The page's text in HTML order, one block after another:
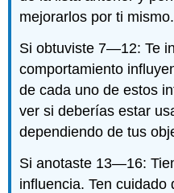
mejorarlos por ti mismo.
Si obtuviste 7—12: Te
comportamiento
de cada uno de estos
ver si deberías estar
dependiendo de tus
Si anotaste 13—16:
influencia. Ten cuidado